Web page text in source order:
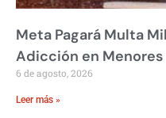
Meta Pagará Multa
Adicción en Menores
6 de agosto, 2026
Leer más »